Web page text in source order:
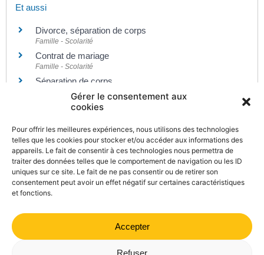
Gérer le consentement aux
cookies
Pour offrir les meilleures expériences, nous utilisons des technologies
telles que les cookies pour stocker et/ou accéder aux informations des
appareils. Le fait de consentir à ces technologies nous permettra de
traiter des données telles que le comportement de navigation ou les ID
uniques sur ce site. Le fait de ne pas consentir ou de retirer son
consentement peut avoir un effet négatif sur certaines caractéristiques
et fonctions.
Accepter
Refuser
Et aussi
Divorce, séparation de corps
Famille - Scolarité
Contrat de mariage
Famille - Scolarité
Séparation de corps
Famille - Scolarité
Pour en savoir plus
Guide juridique des Français de l'étranger
Notaires de France
© Direction de l'information légale et administrative
comarquage developpé par